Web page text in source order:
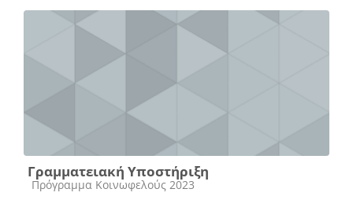
Γραμματειακή Υποστήριξη
Course category
Πρόγραμμα Κοινωφελούς 2023